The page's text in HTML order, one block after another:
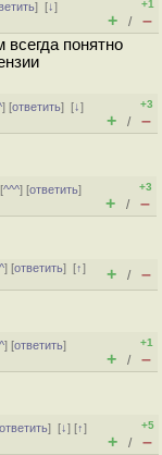
][↓]
+1
+ / –
понятно
] [ответить][↓]
+3
+ / –
^^^] [ответить]
+3
+ / –
] [ответить][↑]
+ / –
] [ответить]
+1
+ / –
ответить][↓] [↑]
+5
+ / –